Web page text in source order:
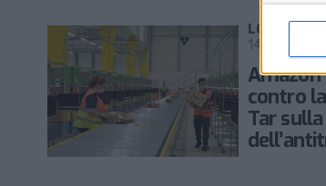
contro
Tar
LOGISTICA
14 GENNAIO